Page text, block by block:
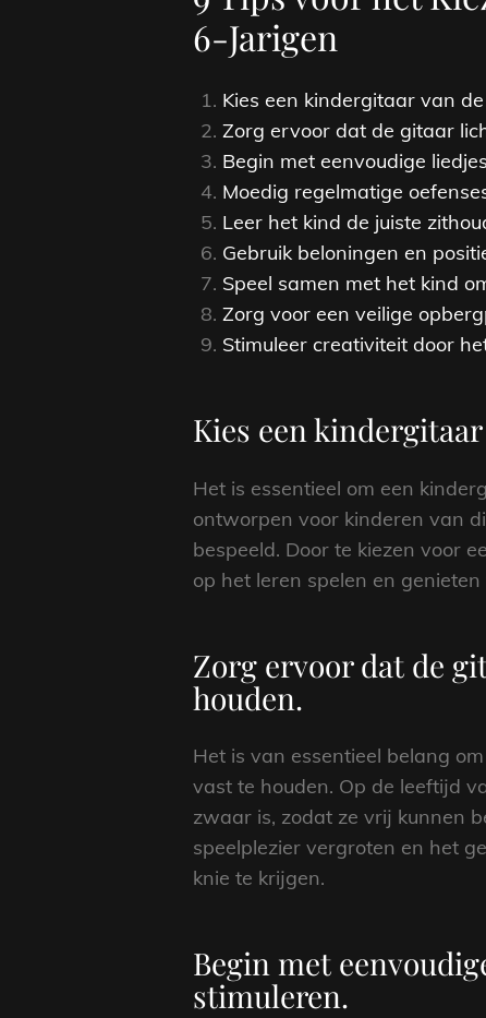
6-Jarigen
Kies een kindergitaar van
Zorg ervoor dat de gitaar
Begin met eenvoudige
Moedig regelmatige
Leer het kind de juiste
Gebruik beloningen en
Speel samen met het kind
Zorg voor een veilige
Stimuleer creativiteit door
Kies een
Het is essentieel om een
ontworpen voor kinderen van
bespeeld. Door te kiezen voor
op het leren spelen en
Zorg ervoor dat de
houden.
Het is van essentieel belang
vast te houden. Op de leeftijd
zwaar is, zodat ze vrij kunnen
speelplezier vergroten en het
knie te krijgen.
Begin met
stimuleren.